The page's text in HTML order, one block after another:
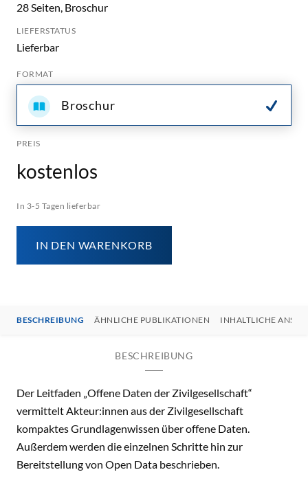
28 Seiten, Broschur
LIEFERSTATUS
Lieferbar
FORMAT
Broschur
PREIS
kostenlos
In 3-5 Tagen lieferbar
IN DEN WARENKORB
BESCHREIBUNG ÄHNLICHE PUBLIKATIONEN INHALTLICHE
BESCHREIBUNG
Der Leitfaden „Offene Daten der Zivilgesellschaft“
vermittelt Akteur:innen aus der Zivilgesellschaft
kompaktes Grundlagenwissen über offene Daten.
Außerdem werden die einzelnen Schritte hin zur
Bereitstellung von Open Data beschrieben.